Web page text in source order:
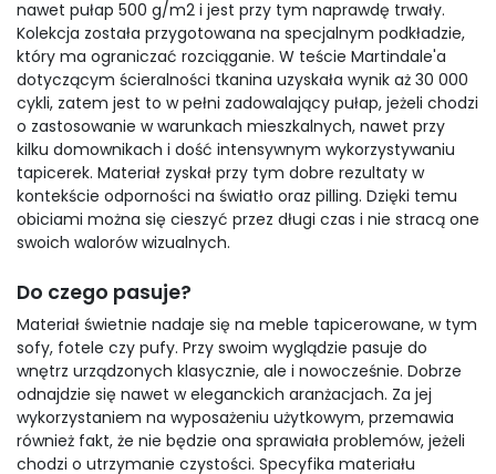
nawet pułap 500 g/m2 i jest przy tym naprawdę trwały.
Kolekcja została przygotowana na specjalnym podkładzie,
który ma ograniczać rozciąganie. W teście Martindale'a
dotyczącym ścieralności tkanina uzyskała wynik aż 30 000
cykli, zatem jest to w pełni zadowalający pułap, jeżeli chodzi
o zastosowanie w warunkach mieszkalnych, nawet przy
kilku domownikach i dość intensywnym wykorzystywaniu
tapicerek. Materiał zyskał przy tym dobre rezultaty w
kontekście odporności na światło oraz pilling. Dzięki temu
obiciami można się cieszyć przez długi czas i nie stracą one
swoich walorów wizualnych.
Do czego pasuje?
Materiał świetnie nadaje się na meble tapicerowane, w tym
sofy, fotele czy pufy. Przy swoim wyglądzie pasuje do
wnętrz urządzonych klasycznie, ale i nowocześnie. Dobrze
odnajdzie się nawet w eleganckich aranżacjach. Za jej
wykorzystaniem na wyposażeniu użytkowym, przemawia
również fakt, że nie będzie ona sprawiała problemów, jeżeli
chodzi o utrzymanie czystości. Specyfika materiału